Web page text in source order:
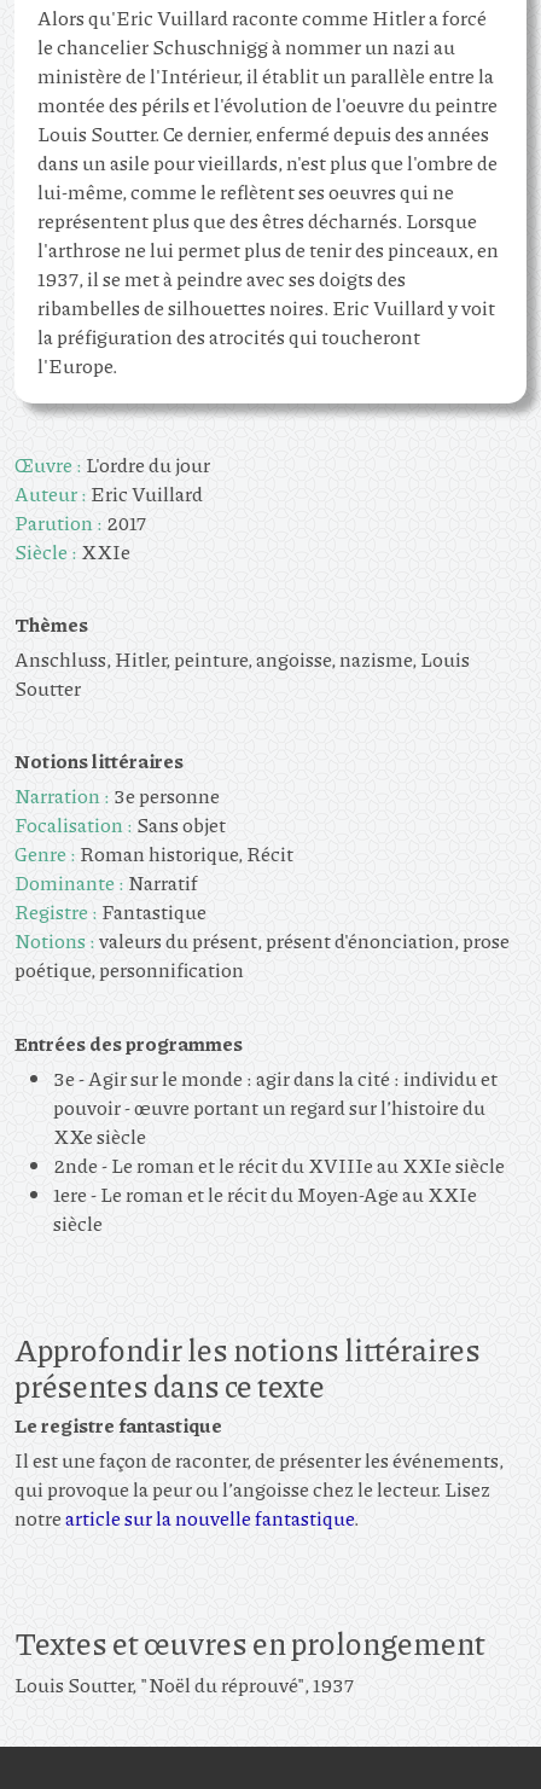
Alors qu'Eric Vuillard raconte comme Hitler a forcé
le chancelier Schuschnigg à nommer un nazi au
ministère de l'Intérieur, il établit un parallèle entre la
montée des périls et l'évolution de l'oeuvre du peintre
Louis Soutter. Ce dernier, enfermé depuis des années
dans un asile pour vieillards, n'est plus que l'ombre de
lui-même, comme le reflètent ses oeuvres qui ne
représentent plus que des êtres décharnés. Lorsque
l'arthrose ne lui permet plus de tenir des pinceaux, en
1937, il se met à peindre avec ses doigts des
ribambelles de silhouettes noires. Eric Vuillard y voit
la préfiguration des atrocités qui toucheront
l'Europe.
Œuvre : L'ordre du jour
Auteur : Eric Vuillard
Parution : 2017
Siècle : XXIe
Thèmes
Anschluss, Hitler, peinture, angoisse, nazisme, Louis
Soutter
Notions littéraires
Narration : 3e personne
Focalisation : Sans objet
Genre : Roman historique, Récit
Dominante : Narratif
Registre : Fantastique
Notions :valeurs du présent, présent d'énonciation, prose
poétique, personnification
Entrées des programmes
3e - Agir sur le monde : agir dans la cité : individu et
pouvoir - œuvre portant un regard sur l’histoire du
XXe siècle
2nde - Le roman et le récit du XVIIIe au XXIe siècle
1ere - Le roman et le récit du Moyen-Age au XXIe
siècle
Approfondir les notions littéraires
présentes dans ce texte
Le registre fantastique
Il est une façon de raconter, de présenter les événements,
qui provoque la peur ou l’angoisse chez le lecteur. Lisez
notrearticle sur la nouvelle fantastique.
Textes et œuvres en prolongement
Louis Soutter, "Noël du réprouvé", 1937